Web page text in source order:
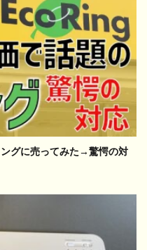
グに売ってみた→驚愕の対